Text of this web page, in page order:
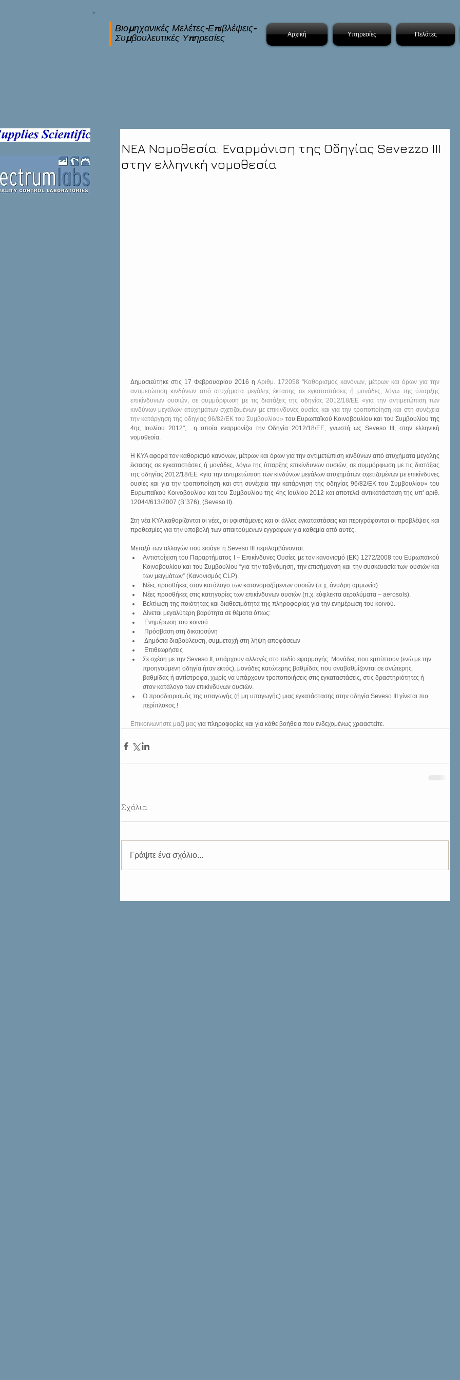
Βιομηχανικές Μελέτες-Επιβλέψεις-
Συμβουλευτικές Υπηρεσίες
Αρχική Υπηρεσίες Πελάτες
ΝΕΑ Νομοθεσία: Εναρμόνιση της Οδηγίας Sevezzo III
στην ελληνική νομοθεσία
Δημοσιεύτηκε στις 17 Φεβρουαρίου 2016 η Αριθμ. 172058 "Καθορισμός κανόνων, μέτρων και όρων για την
αντιμετώπιση κινδύνων από ατυχήματα μεγάλης έκτασης σε εγκαταστάσεις ή μονάδες, λόγω της ύπαρξης
επικίνδυνων ουσιών, σε συμμόρφωση με τις διατάξεις της οδηγίας 2012/18/ΕΕ «για την αντιμετώπιση των
κινδύνων μεγάλων ατυχημάτων σχετιζομένων με επικίνδυνες ουσίες και για την τροποποίηση και στη συνέχεια
την κατάργηση της οδηγίας 96/82/ΕΚ του Συμβουλίου» του Ευρωπαϊκού Κοινοβουλίου και του Συμβουλίου της
4ης Ιουλίου 2012",  η οποία εναρμονίζει την Οδηγία 2012/18/ΕΕ, γνωστή ως Seveso III, στην ελληνική
νομοθεσία.
Η ΚΥΑ αφορά τον καθορισμό κανόνων, μέτρων και όρων για την αντιμετώπιση κινδύνων από ατυχήματα μεγάλης
έκτασης σε εγκαταστάσεις ή μονάδες, λόγω της ύπαρξης επικίνδυνων ουσιών, σε συμμόρφωση με τις διατάξεις
της οδηγίας 2012/18/ΕΕ «για την αντιμετώπιση των κινδύνων μεγάλων ατυχημάτων σχετιζομένων με επικίνδυνες
ουσίες και για την τροποποίηση και στη συνέχεια την κατάργηση της οδηγίας 96/82/ΕΚ του Συμβουλίου» του
Ευρωπαϊκού Κοινοβουλίου και του Συμβουλίου της 4ης Ιουλίου 2012 και αποτελεί αντικατάσταση της υπ’ αριθ.
12044/613/2007 (Β΄376), (Seveso II).
Στη νέα ΚΥΑ καθορίζονται οι νέες, οι υφιστάμενες και οι άλλες εγκαταστάσεις και περιγράφονται οι προβλέψεις και
προθεσμίες για την υποβολή των απαιτούμενων εγγράφων για καθεμία από αυτές.
Μεταξύ των αλλαγών που εισάγει η Seveso III περιλαμβάνονται:
Αντιστοίχιση του Παραρτήματος Ι – Επικίνδυνες Ουσίες με τον κανονισμό (ΕΚ) 1272/2008 του Ευρωπαϊκού
Κοινοβουλίου και του Συμβουλίου “για την ταξινόμηση, την επισήμανση και την συσκευασία των ουσιών και
των μειγμάτων” (Κανονισμός CLP).
Νέες προσθήκες στον κατάλογο των κατονομαζόμενων ουσιών (π.χ. άνυδρη αμμωνία)
Νέες προσθήκες στις κατηγορίες των επικίνδυνων ουσιών (π.χ. εύφλεκτα αερολύματα – aerosols).
Βελτίωση της ποιότητας και διαθεσιμότητα της πληροφορίας για την ενημέρωση του κοινού. ​
Δίνεται μεγαλύτερη βαρύτητα σε θέματα όπως:
Ενημέρωση του κοινού
Πρόσβαση στη δικαιοσύνη
Δημόσια διαβούλευση, συμμετοχή στη λήψη αποφάσεων
Επιθεωρήσεις
Σε σχέση με την Seveso II, υπάρχουν αλλαγές στο πεδίο εφαρμογής: Μονάδες που εμπίπτουν (ενώ με την
προηγούμενη οδηγία ήταν εκτός), μονάδες κατώτερης βαθμίδας που αναβαθμίζονται σε ανώτερης
βαθμίδας ή αντίστροφα, χωρίς να υπάρχουν τροποποιήσεις στις εγκαταστάσεις, στις δραστηριότητες ή
στον κατάλογο των επικίνδυνων ουσιών.
Ο προσδιορισμός της υπαγωγής (ή μη υπαγωγής) μιας εγκατάστασης στην οδηγία Seveso III γίνεται πιο
περίπλοκος.!
Επικοινωνήστε μαζί μας για πληροφορίες και για κάθε βοήθεια που ενδεχομένως χρειαστείτε.
Σχόλια
Γράψτε ένα σχόλιο...